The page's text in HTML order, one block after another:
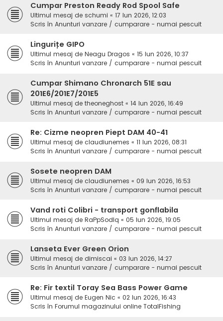
Cumpar Preston Ready Rod Spool Safe
Ultimul mesaj de schumi « 17 Iun 2026, 12:03
Scris în Anunturi vanzare / cumparare - numai pescuit
Lingurițe GIPO
Ultimul mesaj de Neagu Dragos « 15 Iun 2026, 10:37
Scris în Anunturi vanzare / cumparare - numai pescuit
Cumpar Shimano Chronarch 51E sau
201E6/201E7/201E5
Ultimul mesaj de theoneghost « 14 Iun 2026, 16:49
Scris în Anunturi vanzare / cumparare - numai pescuit
Re: Cizme neopren Piept DAM 40-41
Ultimul mesaj de claudiunemes « 11 Iun 2026, 08:31
Scris în Anunturi vanzare / cumparare - numai pescuit
Sosete neopren DAM
Ultimul mesaj de claudiunemes « 09 Iun 2026, 16:53
Scris în Anunturi vanzare / cumparare - numai pescuit
Vand roti Colibri - transport gonflabila
Ultimul mesaj de RaPpSodIq « 05 Iun 2026, 19:05
Scris în Anunturi vanzare / cumparare - numai pescuit
Lanseta Ever Green Orion
Ultimul mesaj de dimiscai « 03 Iun 2026, 14:27
Scris în Anunturi vanzare / cumparare - numai pescuit
Re: Fir textil Toray Sea Bass Power Game
Ultimul mesaj de Eugen Nic « 02 Iun 2026, 16:43
Scris în Forumul magazinului online TotalFishing